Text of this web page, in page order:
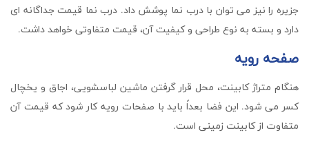
جزیره را نیز می توان با درب نما پوشش داد. درب نما قیمت جداگانه ای
دارد و بسته به نوع طراحی و کیفیت آن، قیمت متفاوتی خواهد داشت.
صفحه رویه
هنگام متراژ کابینت، محل قرار گرفتن ماشین لباسشویی، اجاق و یخچال
کسر می شود. این فضا بعداً باید با صفحات رویه کار شود که قیمت آن
متفاوت از کابینت زمینی است.